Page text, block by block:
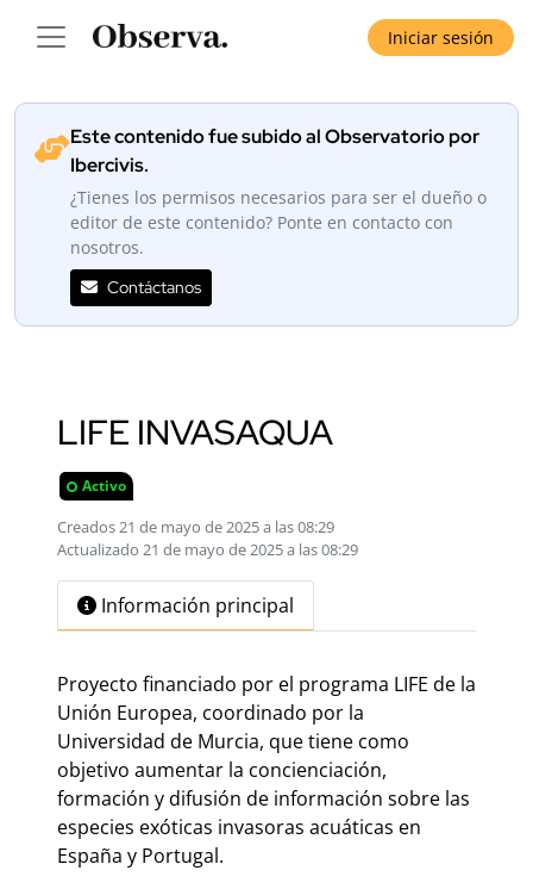
Iniciar sesión
Este contenido fue subido al Observatorio por
Ibercivis.
¿Tienes los permisos necesarios para ser el dueño o
editor de este contenido? Ponte en contacto con
nosotros.
Contáctanos
LIFE INVASAQUA
Activo
Creados 21 de mayo de 2025 a las 08:29
Actualizado 21 de mayo de 2025 a las 08:29
Información principal
Proyecto financiado por el programa LIFE de la
Unión Europea, coordinado por la
Universidad de Murcia, que tiene como
objetivo aumentar la concienciación,
formación y difusión de información sobre las
especies exóticas invasoras acuáticas en
España y Portugal.